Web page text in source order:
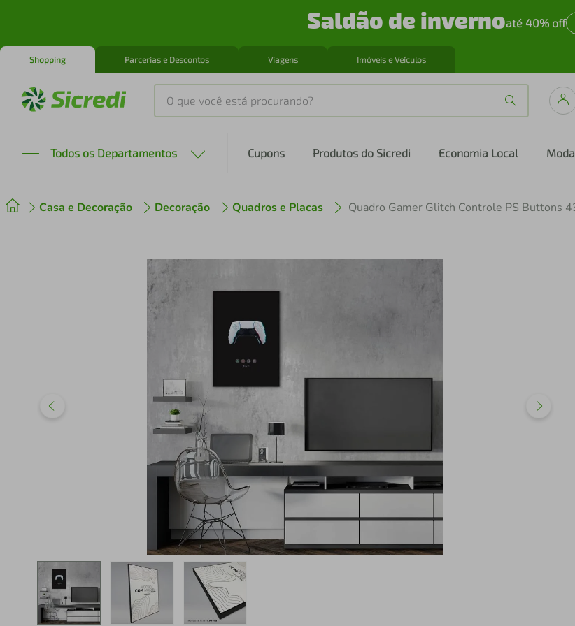
Saldão de invernoaté 40% off
Shopping Parcerias e Descontos Viagens Imóveis e Veículos
O que você está procurando?
Todos os Departamentos Cupons Produtos do Sicredi Economia Local Moda
Casa e Decoração Decoração Quadros e Placas
º cafeteira
air fryer